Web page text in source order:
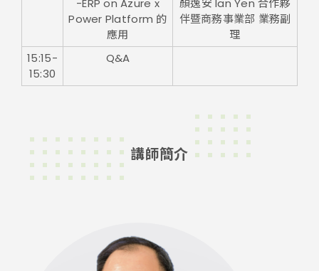
-ERP on Azure x
Power Platform 的
應用
顏逸安 Ian Yen 合作夥
伴暨商務事業部 業務副
理
15:15-
15:30
Q&A
講師簡介